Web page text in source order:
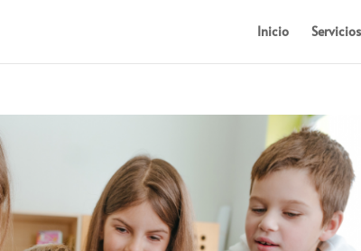
Inicio Servicios